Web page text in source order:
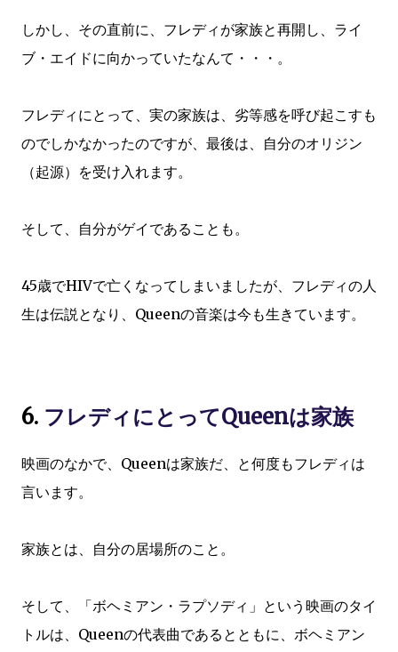
しかし、その直前に、フレディが家族と再開し、ライ
ブ・エイドに向かっていたなんて・・・。
フレディにとって、実の家族は、劣等感を呼び起こすも
のでしかなかったのですが、最後は、自分のオリジン
（起源）を受け入れます。
そして、自分がゲイであることも。
45歳でHIVで亡くなってしまいましたが、フレディの人
生は伝説となり、Queenの音楽は今も生きています。
6. フレディにとってQueenは家族
映画のなかで、Queenは家族だ、と何度もフレディは
言います。
家族とは、自分の居場所のこと。
そして、「ボヘミアン・ラプソディ」という映画のタイ
トルは、Queenの代表曲であるとともに、ボヘミアン